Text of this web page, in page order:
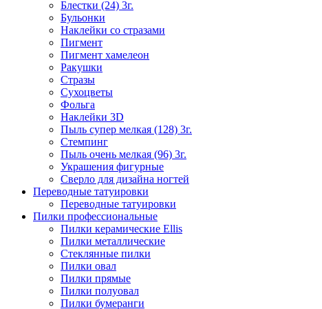
Блестки (24) 3г.
Бульонки
Наклейки со стразами
Пигмент
Пигмент хамелеон
Ракушки
Стразы
Сухоцветы
Фольга
Наклейки 3D
Пыль супер мелкая (128) 3г.
Стемпинг
Пыль очень мелкая (96) 3г.
Украшения фигурные
Сверло для дизайна ногтей
Переводные татуировки
Переводные татуировки
Пилки профессиональные
Пилки керамические Ellis
Пилки металлические
Стеклянные пилки
Пилки овал
Пилки прямые
Пилки полуовал
Пилки бумеранги